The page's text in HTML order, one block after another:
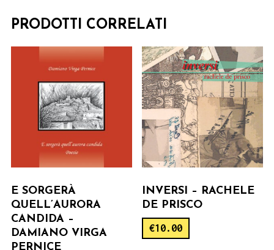
PRODOTTI CORRELATI
E SORGERÀ
QUELL’AURORA
CANDIDA –
DAMIANO VIRGA
PERNICE
INVERSI – RACHELE
DE PRISCO
€10.00